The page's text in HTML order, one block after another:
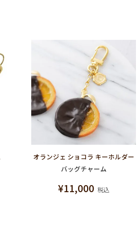
オランジェ ショコラ キーホルダー
バッグチャーム
¥11,000 税込